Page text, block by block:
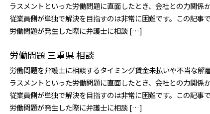
ラスメントといった労働問題に直面したとき、会社との力関係か
従業員側が単独で解決を目指すのは非常に困難です。この記事で
労働問題が発生した際に弁護士に相談 […]
労働問題 三重県 相談
労働問題を弁護士に相談するタイミング賃金未払いや不当な解
ラスメントといった労働問題に直面したとき、会社との力関係か
従業員側が単独で解決を目指すのは非常に困難です。この記事で
労働問題が発生した際に弁護士に相談 […]